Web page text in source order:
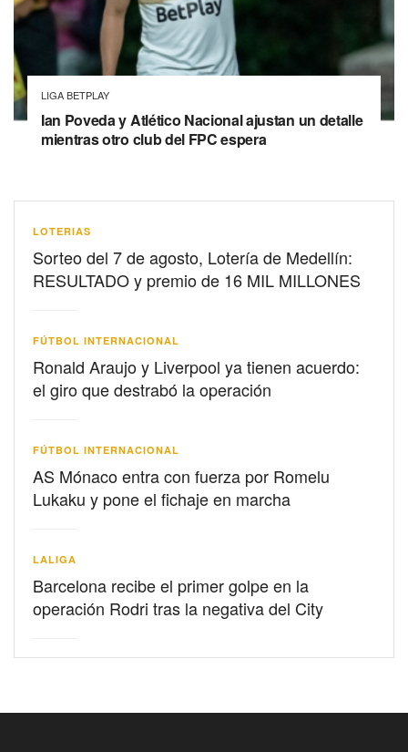
LIGA BETPLAY
Ian Poveda y Atlético Nacional ajustan un detalle
mientras otro club del FPC espera
LOTERIAS
Sorteo del 7 de agosto, Lotería de Medellín:
RESULTADO y premio de 16 MIL MILLONES
FÚTBOL INTERNACIONAL
Ronald Araujo y Liverpool ya tienen acuerdo:
el giro que destrabó la operación
FÚTBOL INTERNACIONAL
AS Mónaco entra con fuerza por Romelu
Lukaku y pone el fichaje en marcha
LALIGA
Barcelona recibe el primer golpe en la
operación Rodri tras la negativa del City